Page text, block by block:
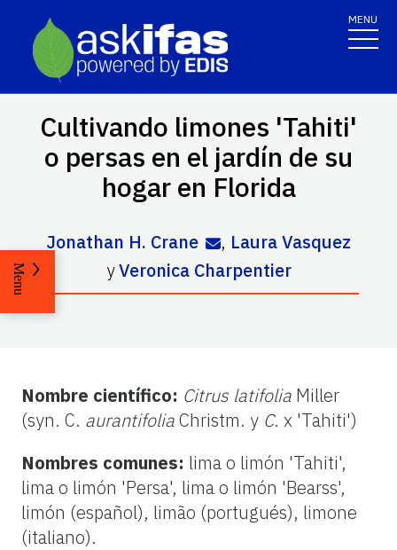
MENU
Cultivando limones 'Tahiti'
o persas en el jardín de su
hogar en Florida
Jonathan H. Crane , Laura Vasquez
yVeronica Charpentier
Menu
Nombre científico: Citrus latifolia Miller
(syn. C. aurantifoliaChristm. y C. x 'Tahiti')
Nombres comunes: lima o limón 'Tahiti',
lima o limón 'Persa', lima o limón 'Bearss',
limón (español), limão (portugués), limone
(italiano).